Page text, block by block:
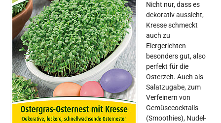
Nicht nur, dass es
dekorativ aussieht,
Kresse schmeckt
auch zu
Eiergerichten
besonders gut, also
perfekt für die
Osterzeit. Auch als
Salatzugabe, zum
Verfeinern von
Gemüsecocktails
(Smoothies), Nudel-